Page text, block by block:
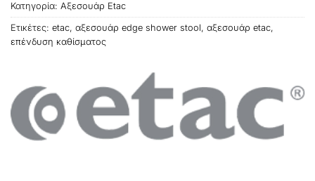
Κατηγορία: Αξεσουάρ Etac
Ετικέτες: etac, αξεσουάρ edge shower stool, αξεσουάρ etac,
επένδυση καθίσματος